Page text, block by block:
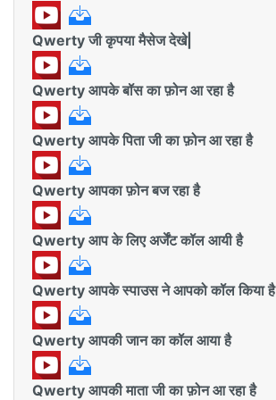
Qwerty जी कृपया मैसेज देखे|
Qwerty आपके बॉस का फ़ोन आ रहा है
Qwerty आपके पिता जी का फ़ोन आ रहा है
Qwerty आपका फ़ोन बज रहा है
Qwerty आप के लिए अर्जेंट कॉल आयी है
Qwerty आपके स्पाउस ने आपको कॉल किया है
Qwerty आपकी जान का कॉल आया है
Qwerty आपकी माता जी का फ़ोन आ रहा है